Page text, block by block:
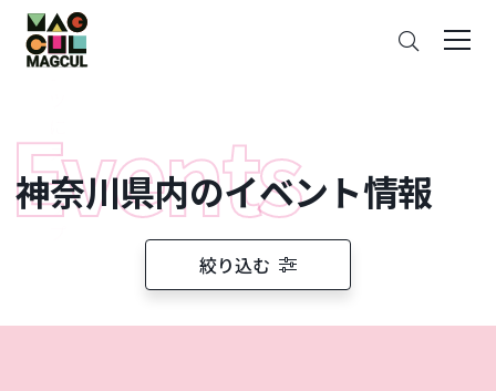
ン
テ
ン
ス
キ
ッ
神奈川県内のイベント情報
絞り込む